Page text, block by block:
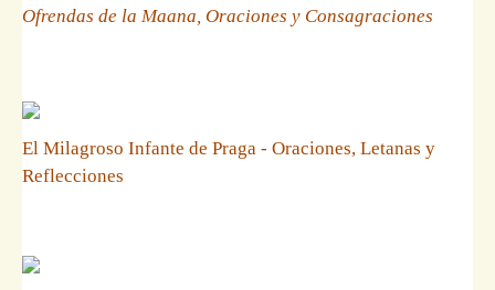
Ofrendas de la Maana, Oraciones y Consagraciones
El Milagroso Infante de Praga - Oraciones, Letanas y
Reflecciones